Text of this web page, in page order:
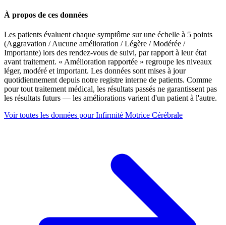
À propos de ces données
Les patients évaluent chaque symptôme sur une échelle à 5 points
(Aggravation / Aucune amélioration / Légère / Modérée /
Importante) lors des rendez-vous de suivi, par rapport à leur état
avant traitement. « Amélioration rapportée » regroupe les niveaux
léger, modéré et important. Les données sont mises à jour
quotidiennement depuis notre registre interne de patients. Comme
pour tout traitement médical, les résultats passés ne garantissent pas
les résultats futurs — les améliorations varient d'un patient à l'autre.
Voir toutes les données pour Infirmité Motrice Cérébrale